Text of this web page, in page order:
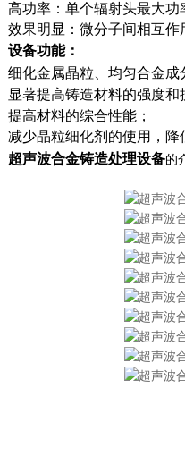
高功率：单个辐射头最大功
效果明显：微分子间相互作
设备功能：
细化金属晶粒、均匀合金成
显著提高铸造材料的强度和
提高材料的综合性能；
减少晶粒细化剂的使用，降
超声波合金铸造处理设备的